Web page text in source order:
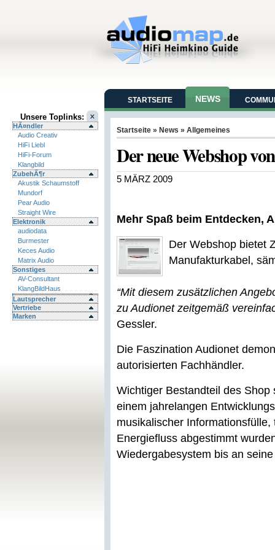
Unsere Toplinks:
HÃ¤ndler
Audio Creativ
HiFi Liebl
HiFi-Forum
Klangbild
ZubehÃ¶r
Akustik Schaumstoff
Mundorf
Pear Audio
Straight Wire
Elektronik
audiodata
Burmester
Keces Audio
Matrix Audio
Sonstiges
AV-Consultant
KlangBildHaus
Lautsprecher
Vertriebe
Marken
STARTSEITE NEWS
Startseite » News » Allgemeines
Der neue Webshop
5 MÄRZ 2009
Mehr Spaß beim Entdecken,
Der Webshop bietet
Manufakturkabel,
“Mit diesem zusätzlichen
zu Audionet zeitgemäß
Gessler.
Die Faszination Audionet
autorisierten Fachhändler.
Wichtiger Bestandteil des
einem jahrelangen
musikalischer
Energiefluss abgestimmt
Wiedergabesystem bis an